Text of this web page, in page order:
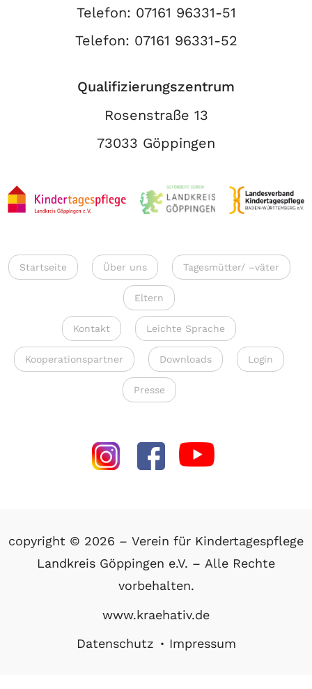
Telefon: 07161 96331-51
Telefon: 07161 96331-52
Qualifizierungszentrum
Rosenstraße 13
73033 Göppingen
Startseite Über uns Tagesmütter/ –väter
Eltern
Kontakt Leichte Sprache
Kooperationspartner Downloads Login
Presse
copyright © 2026 – Verein für Kindertagespflege
Landkreis Göppingen e.V. – Alle Rechte
vorbehalten.
www.kraehativ.de
Datenschutz
Impressum